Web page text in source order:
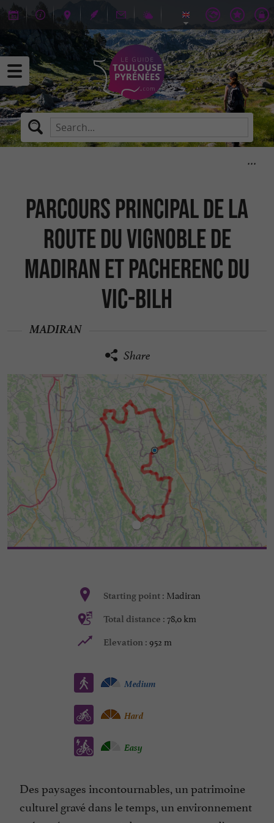
Parcours principal de la
Route du vignoble de
Madiran et Pacherenc du
Vic-Bilh
MADIRAN
Share
Starting point : Madiran
Total distance : 78,0 km
Elevation : 952 m
Medium
Hard
Easy
Des paysages incontournables, un patrimoine
culturel gravé dans le temps, un environnement